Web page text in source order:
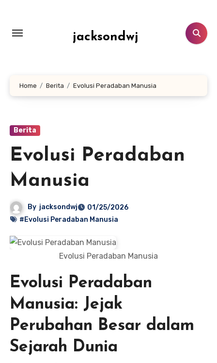
konten
jacksondwj
Home Berita Evolusi Peradaban Manusia
Berita
Evolusi Peradaban
Manusia
By jacksondwj
01/25/2026
#Evolusi Peradaban Manusia
Evolusi Peradaban Manusia
Evolusi Peradaban
Manusia: Jejak
Perubahan Besar dalam
Sejarah Dunia